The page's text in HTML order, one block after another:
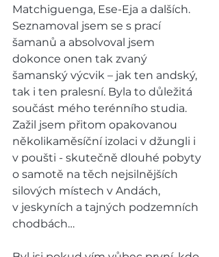
Matchiguenga, Ese-Eja a dalších.
Seznamoval jsem se s prací
šamanů a absolvoval jsem
dokonce onen tak zvaný
šamanský výcvik – jak ten andský,
tak i ten pralesní. Byla to důležitá
součást mého terénního studia.
Zažil jsem přitom opakovanou
několikaměsíční izolaci v džungli i
v poušti - skutečně dlouhé pobyty
o samotě na těch nejsilnějších
silových místech v Andách,
v jeskyních a tajných podzemních
chodbách…